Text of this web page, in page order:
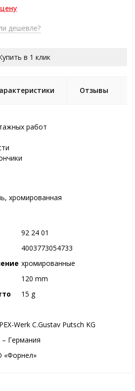
дешевле?
в 1 клик
Отзывы
работ
хромированная
92 24 01
4003773054733
хромированные
120 mm
15 g
Werk C.Gustav Putsch KG
Германия